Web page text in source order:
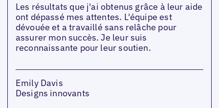
Les résultats que j'ai obtenus grâce à leur aide
ont dépassé mes attentes. L'équipe est
dévouée et a travaillé sans relâche pour
assurer mon succès. Je leur suis
reconnaissante pour leur soutien.
Emily Davis
Designs innovants